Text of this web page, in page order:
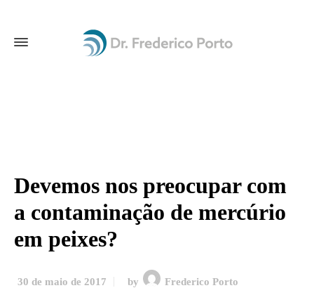
Devemos nos preocupar com
a contaminação de mercúrio
em peixes?
30 de maio de 2017 by
Frederico Porto